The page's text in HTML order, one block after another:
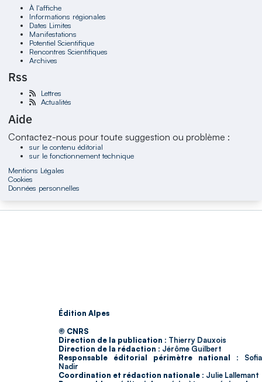
À l'affiche
Informations régionales
Dates Limites
Manifestations
Potentiel Scientifique
Rencontres Scientifiques
Archives
Rss
Lettres
Actualités
Aide
Contactez-nous pour toute suggestion ou problème :
sur le contenu éditorial
sur le fonctionnement technique
Mentions Légales
Cookies
Données personnelles
Édition Alpes
© CNRS
Direction de la publication : Thierry Dauxois
Direction de la rédaction : Jérôme Guilbert
Responsable éditorial périmètre national : Sofia
Nadir
Coordination et rédaction nationale : Julie Lallemant